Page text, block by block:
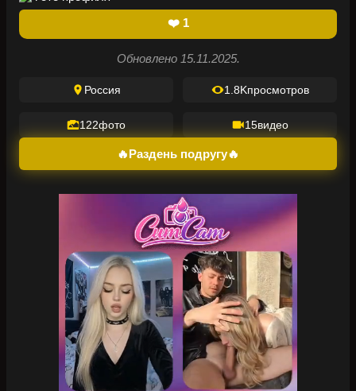
❤️ 1
Обновлено 15.11.2025.
Россия 1.8Kпросмотров
122фото 15видео
🔥Раздень подругу🔥